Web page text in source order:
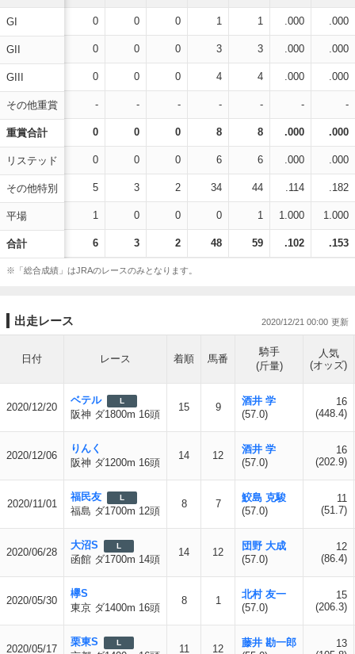
GI
GII
GIII
その他重賞
重賞合計
リステッド
その他特別
平場
合計
0 0 0 1 1 .000 .000
0 0 0 3 3 .000 .000
0 0 0 4 4 .000 .000
- - - - - - -
0 0 0 8 8 .000 .000
0 0 0 6 6 .000 .000
5 3 2 34 44 .114 .182
1 0 0 0 1 1.000 1.000
6 3 2 48 59 .102 .153
※「総合成績」はJRAのレースのみとなります。
出走レース 2020/12/21 00:00
日付 レース 着順 馬番
騎手
(斤量)
人気
(オッズ)
2020/12/20
ベテル L
阪神 ダ1800m 16頭
15 9
酒井 学
(57.0)
16
(448.4)
2020/12/06
りんく
阪神 ダ1200m 16頭
14 12
酒井 学
(57.0)
16
(202.9)
2020/11/01
福民友 L
福島 ダ1700m 12頭
8 7
鮫島 克駿
(57.0)
11
(51.7)
2020/06/28
大沼S L
函館 ダ1700m 14頭
14 12
団野 大成
(57.0)
12
(86.4)
2020/05/30
欅S
東京 ダ1400m 16頭
8 1
北村 友一
(57.0)
15
(206.3)
2020/05/17
栗東S L
11 12
藤井 勘一郎
13